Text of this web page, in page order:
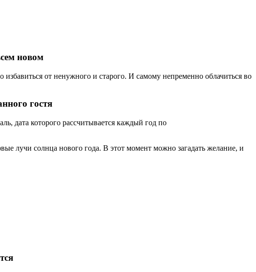
новом
от ненужного и старого. И самому непременно облачиться во
гостя
дата которого рассчитывается каждый год по
лучи солнца нового года. В этот момент можно загадать желание, и